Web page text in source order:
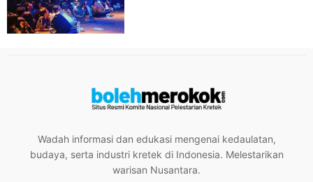
Wadah informasi dan edukasi mengenai kedaulatan,
budaya, serta industri kretek di Indonesia. Melestarikan
warisan Nusantara.